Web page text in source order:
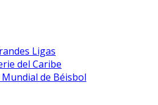
Ligas
del Caribe
Mundial de Béisbol